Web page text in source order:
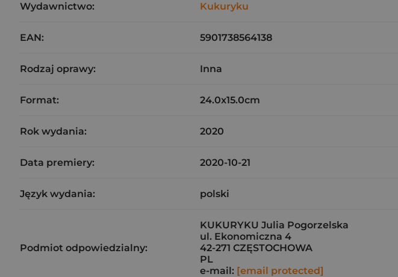
Wydawnictwo: Kukuryku
EAN: 5901738564138
Rodzaj oprawy: Inna
Format: 24.0x15.0cm
Rok wydania: 2020
Data premiery: 2020-10-21
Język wydania: polski
Podmiot odpowiedzialny:
KUKURYKU Julia Pogorzelska
ul. Ekonomiczna 4
42-271 CZĘSTOCHOWA
PL
e-mail: [email protected]